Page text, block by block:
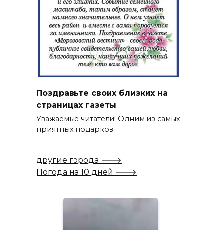
Поздравьте своих близких на
страницах газеты
Уважаемые читатели! Одним из самых
приятных подарков
другие города 🡒
Погода на 10 дней 🡒